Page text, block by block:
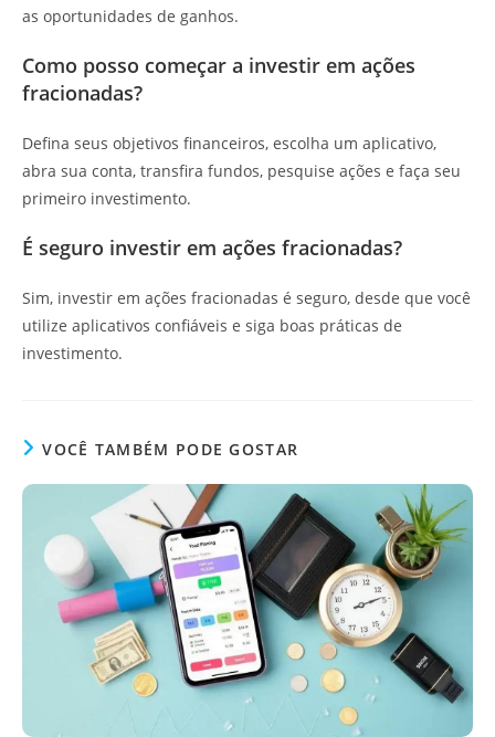
as oportunidades de ganhos.
Como posso começar a investir em ações
fracionadas?
Defina seus objetivos financeiros, escolha um aplicativo,
abra sua conta, transfira fundos, pesquise ações e faça seu
primeiro investimento.
É seguro investir em ações fracionadas?
Sim, investir em ações fracionadas é seguro, desde que você
utilize aplicativos confiáveis e siga boas práticas de
investimento.
VOCÊ TAMBÉM PODE GOSTAR